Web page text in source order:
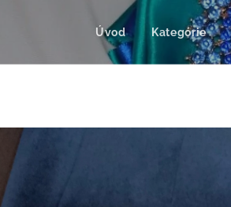
Úvod Kategórie